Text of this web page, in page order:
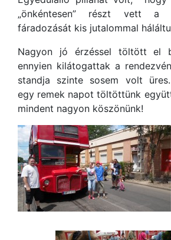
„önkéntesen” részt vett a
fáradozását kis jutalommal
Nagyon jó érzéssel töltött el
ennyien kilátogattak a
standja szinte sosem volt üres.
egy remek napot töltöttünk
mindent nagyon köszönünk!